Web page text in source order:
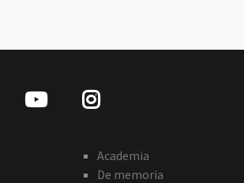
Academia
De memoria